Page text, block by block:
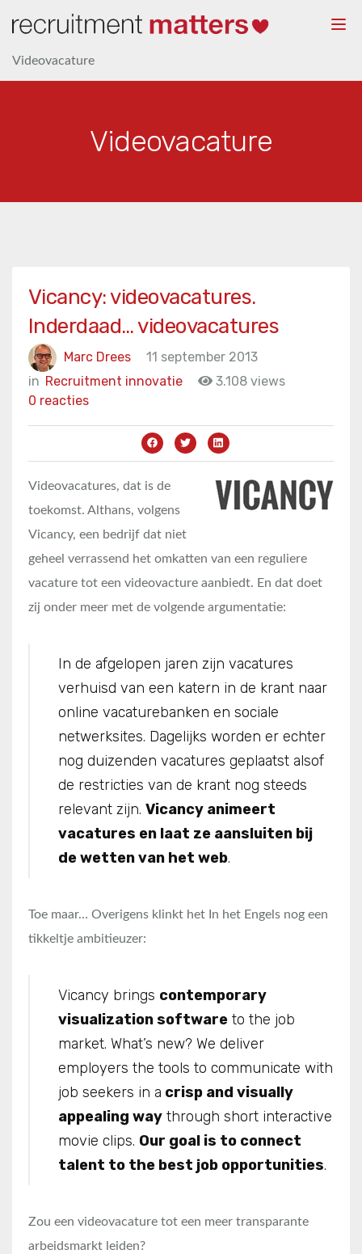
Videovacature
Videovacature
Vicancy: videovacatures.
Inderdaad… videovacatures
Marc Drees
11 september 2013
in Recruitment innovatie
3.108 views
0 reacties
Videovacatures, dat is de
toekomst. Althans, volgens
Vicancy, een bedrijf dat niet
geheel verrassend het omkatten van een reguliere
vacature tot een videovacture aanbiedt. En dat doet
zij onder meer met de volgende argumentatie:
In de afgelopen jaren zijn vacatures
verhuisd van een katern in de krant naar
online vacaturebanken en sociale
netwerksites. Dagelijks worden er echter
nog duizenden vacatures geplaatst alsof
de restricties van de krant nog steeds
relevant zijn. Vicancy animeert
vacatures en laat ze aansluiten bij
de wetten van het web.
Toe maar… Overigens klinkt het In het Engels nog een
tikkeltje ambitieuzer:
Vicancy brings contemporary
visualization software to the job
market. What’s new? We deliver
employers the tools to communicate with
job seekers in a crisp and visually
appealing way through short interactive
movie clips. Our goal is to connect
talent to the best job opportunities.
Zou een videovacature tot een meer transparante
arbeidsmarkt leiden?